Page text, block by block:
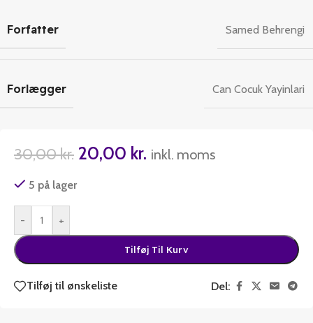
Forfatter Samed Behrengi
Forlægger Can Cocuk Yayinlari
30,00kr. 20,00 kr. inkl. moms
5 på lager
- +
Tilføj Til Kurv
Tilføj til ønskeliste Del: